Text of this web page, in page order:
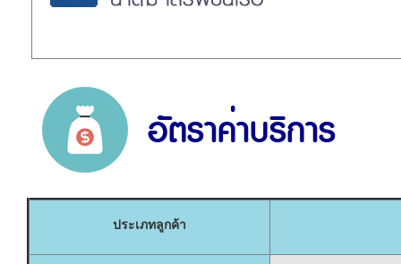
ประเภทลูกค้า